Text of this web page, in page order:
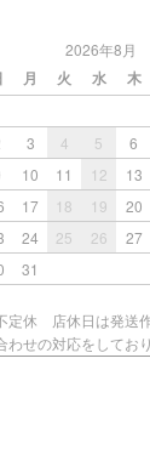
2026年8月
月 火 水 木
3 4 5 6
10 11 12 13
17 18 19 20
24 25 26 27
31
定休 店休日は発送
わせの対応をしてお